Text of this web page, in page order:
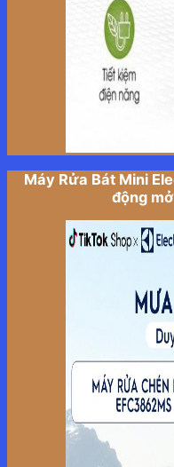
Máy Rửa Bát Mini
động